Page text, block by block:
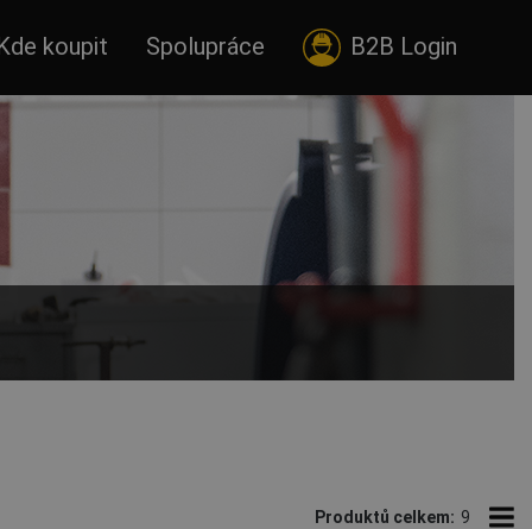
koupit Spolupráce B2B Login
Produktů celkem: 9